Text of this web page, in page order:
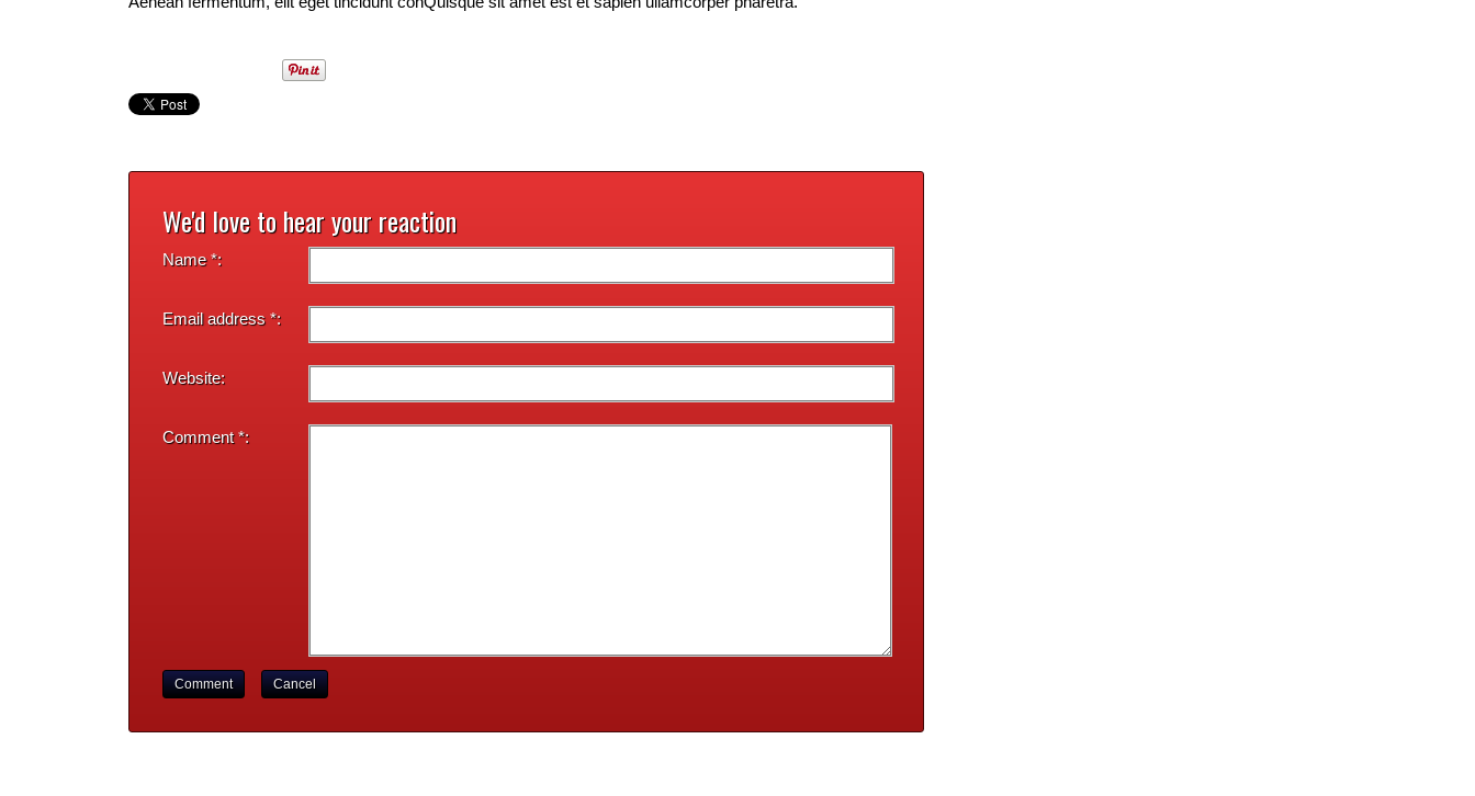
We'd love to hear your reaction
Name *:
Email address *:
Website:
Comment *:
Comment Cancel